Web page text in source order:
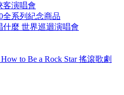
客演唱會
全系列紀念商品
什麼 世界巡迴演唱會
to Be a Rock Star 搖滾歌劇